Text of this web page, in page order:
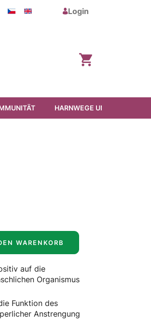
Login
Warenkorb
HARNWEGE UND PROSTATA
WARENKORB
auf die
Organismus
Funktion des
Anstrengung